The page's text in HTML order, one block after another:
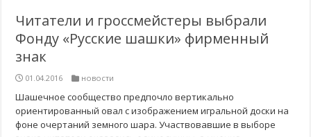
Читатели и гроссмейстеры выбрали
Фонду «Русские шашки» фирменный
знак
01.04.2016 новости
Шашечное сообщество предпочло вертикально
ориентированный овал с изображением игральной доски на
фоне очертаний земного шара. Участвовавшие в выборе